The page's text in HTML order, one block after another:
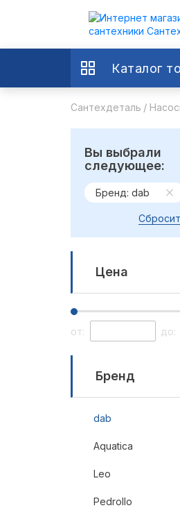
Каталог
Сантехдеталь
Вы выбрали
следующее:
Бренд: dab
Цена
от: до:
Бренд
dab
Aquatica
Leo
Pedrollo